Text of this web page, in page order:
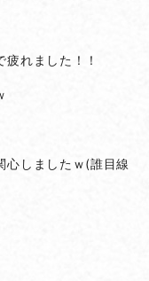
れました！！
心しましたｗ(誰目線